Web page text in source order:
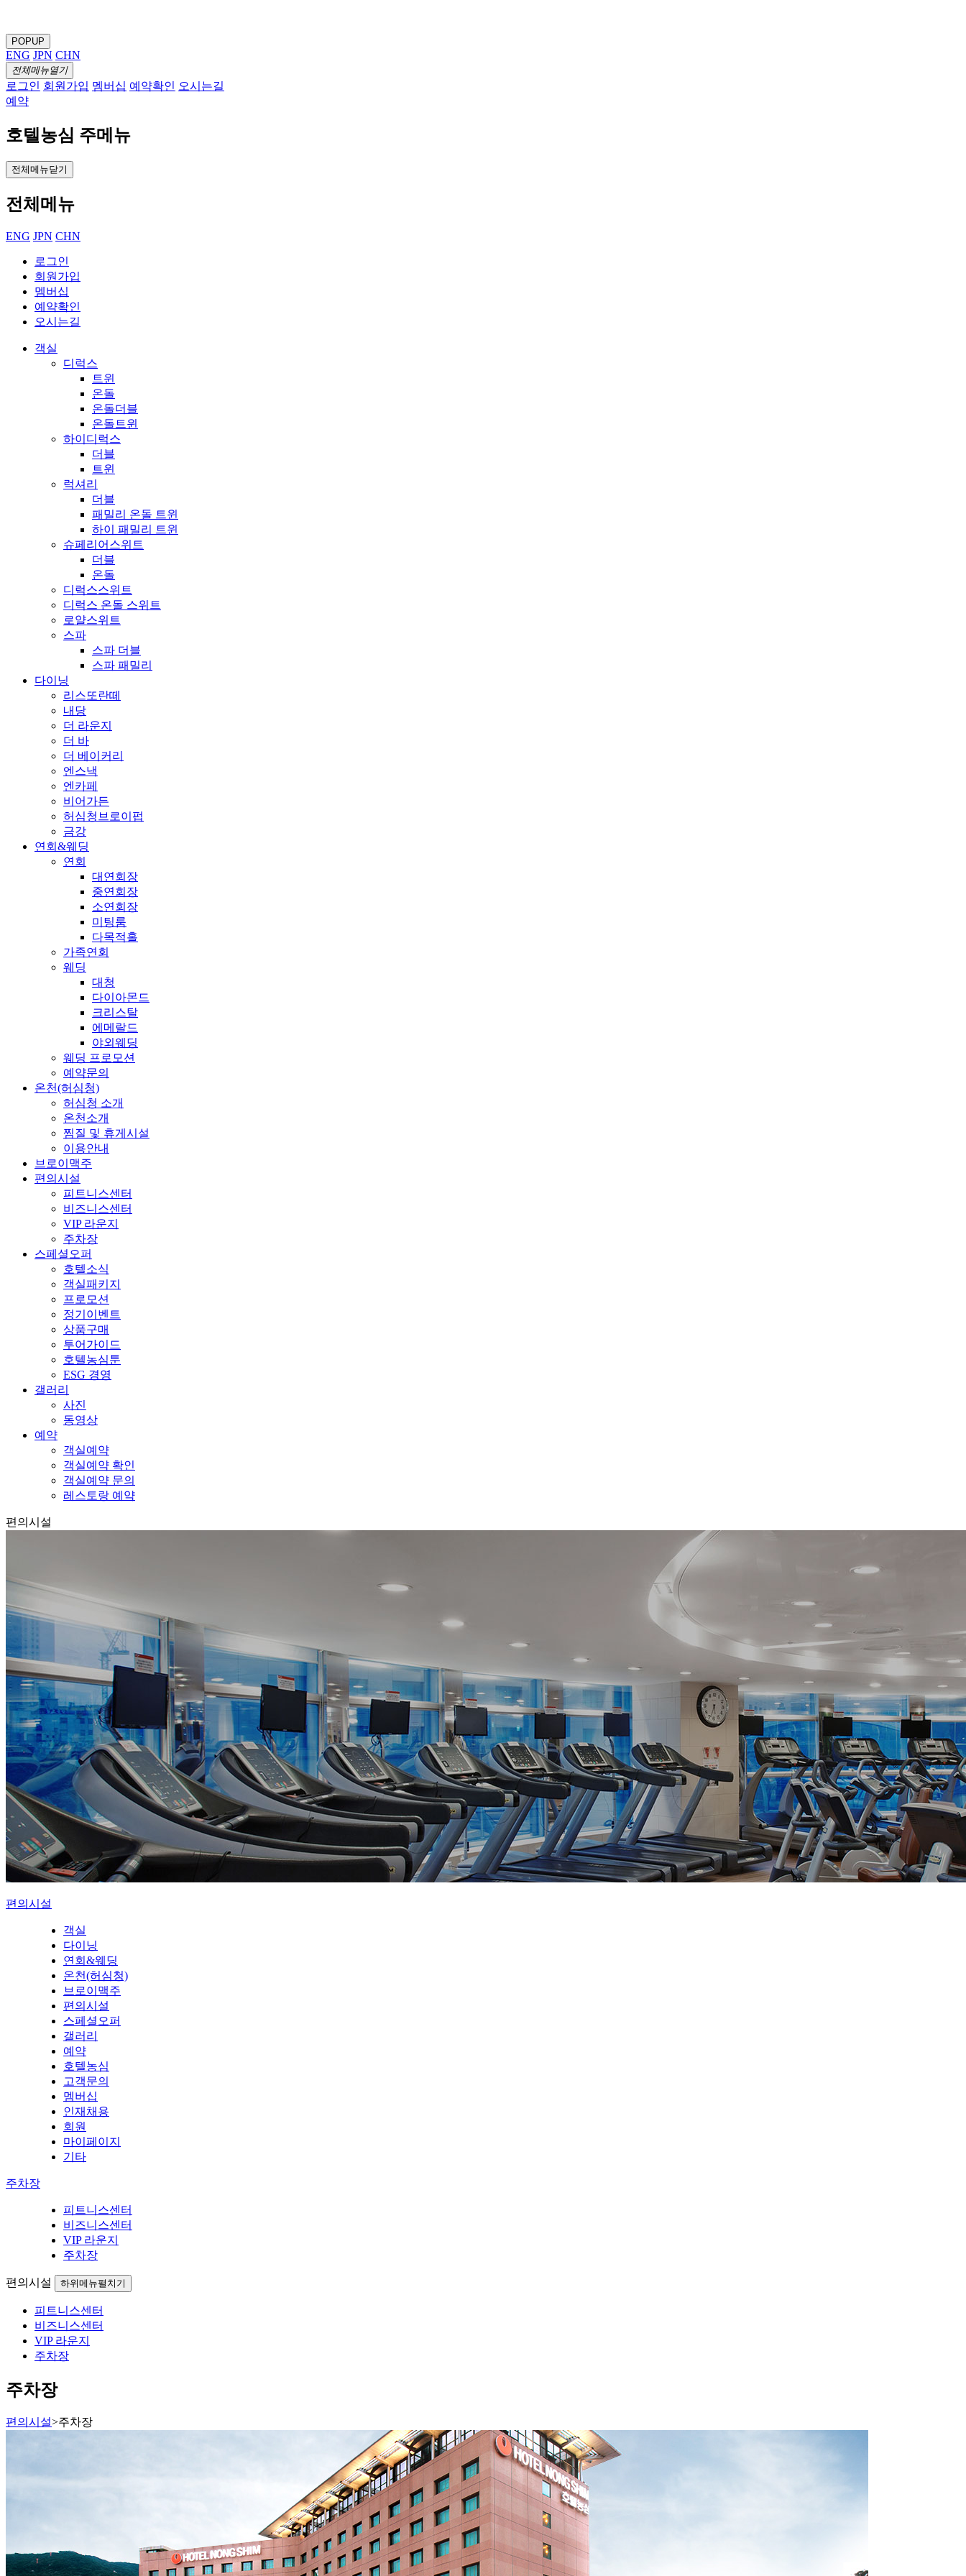
POPUP
ENG JPN CHN
전체메뉴열기
로그인 회원가입 멤버십 예약확인 오시는길
예약
호텔농심 주메뉴
전체메뉴닫기
전체메뉴
ENG JPN CHN
로그인
회원가입
멤버십
예약확인
오시는길
객실
디럭스
트윈
온돌
온돌더블
온돌트윈
하이디럭스
더블
트윈
럭셔리
더블
패밀리 온돌 트윈
하이 패밀리 트윈
슈페리어스위트
더블
온돌
디럭스스위트
디럭스 온돌 스위트
로얄스위트
스파
스파 더블
스파 패밀리
다이닝
리스또란떼
내당
더 라운지
더 바
더 베이커리
엔스낵
엔카페
비어가든
허심청브로이펍
금강
연회&웨딩
연회
대연회장
중연회장
소연회장
미팅룸
다목적홀
가족연회
웨딩
대청
다이아몬드
크리스탈
에메랄드
야외웨딩
웨딩 프로모션
예약문의
온천(허심청)
허심청 소개
온천소개
찜질 및 휴게시설
이용안내
브로이맥주
편의시설
피트니스센터
비즈니스센터
VIP 라운지
주차장
스페셜오퍼
호텔소식
객실패키지
프로모션
정기이벤트
상품구매
투어가이드
호텔농심툰
ESG 경영
갤러리
사진
동영상
예약
객실예약
객실예약 확인
객실예약 문의
레스토랑 예약
편의시설
편의시설
객실
다이닝
연회&웨딩
온천(허심청)
브로이맥주
편의시설
스페셜오퍼
갤러리
예약
호텔농심
고객문의
멤버십
인재채용
회원
마이페이지
기타
주차장
피트니스센터
비즈니스센터
VIP 라운지
주차장
편의시설 하위메뉴펼치기
피트니스센터
비즈니스센터
VIP 라운지
주차장
주차장
편의시설>주차장